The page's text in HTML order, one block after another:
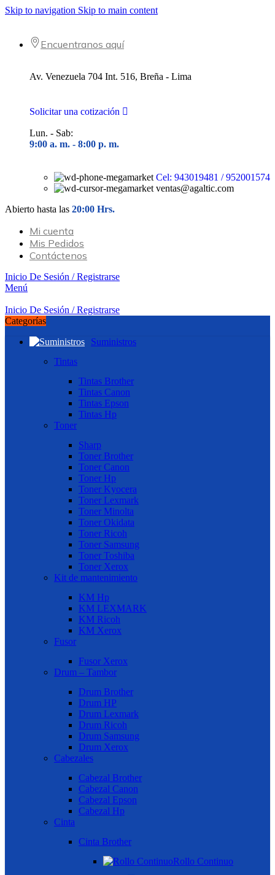
Skip to navigation Skip to main content
Encuentranos aquí
Av. Venezuela 704 Int. 516, Breña - Lima
Solicitar una cotización
Lun. - Sab:
9:00 a. m. - 8:00 p. m.
Cel: 943019481 / 952001574
ventas@agaltic.com
Abierto hasta las 20:00 Hrs.
Mi cuenta
Mis Pedidos
Contáctenos
Inicio De Sesión / Registrarse
Menú
Inicio De Sesión / Registrarse
Categorías
Suministros
Tintas
Tintas Brother
Tintas Canon
Tintas Epson
Tintas Hp
Toner
Sharp
Toner Brother
Toner Canon
Toner Hp
Toner Kyocera
Toner Lexmark
Toner Minolta
Toner Okidata
Toner Ricoh
Toner Samsung
Toner Toshiba
Toner Xerox
Kit de mantenimiento
KM Hp
KM LEXMARK
KM Ricoh
KM Xerox
Fusor
Fusor Xerox
Drum – Tambor
Drum Brother
Drum HP
Drum Lexmark
Drum Ricoh
Drum Samsung
Drum Xerox
Cabezales
Cabezal Brother
Cabezal Canon
Cabezal Epson
Cabezal Hp
Cinta
Cinta Brother
Rollo Continuo
4pm, Términos y condiciones